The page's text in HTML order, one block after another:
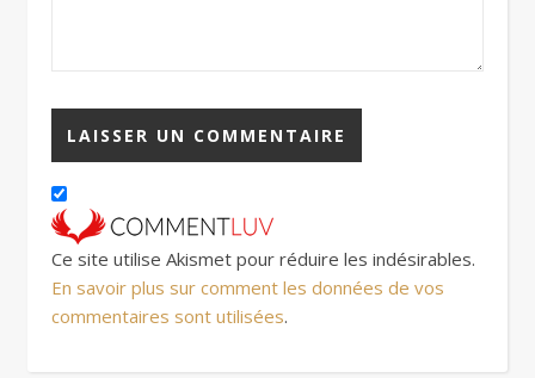
Ce site utilise Akismet pour réduire les indésirables.
En savoir plus sur comment les données de vos
commentaires sont utilisées.